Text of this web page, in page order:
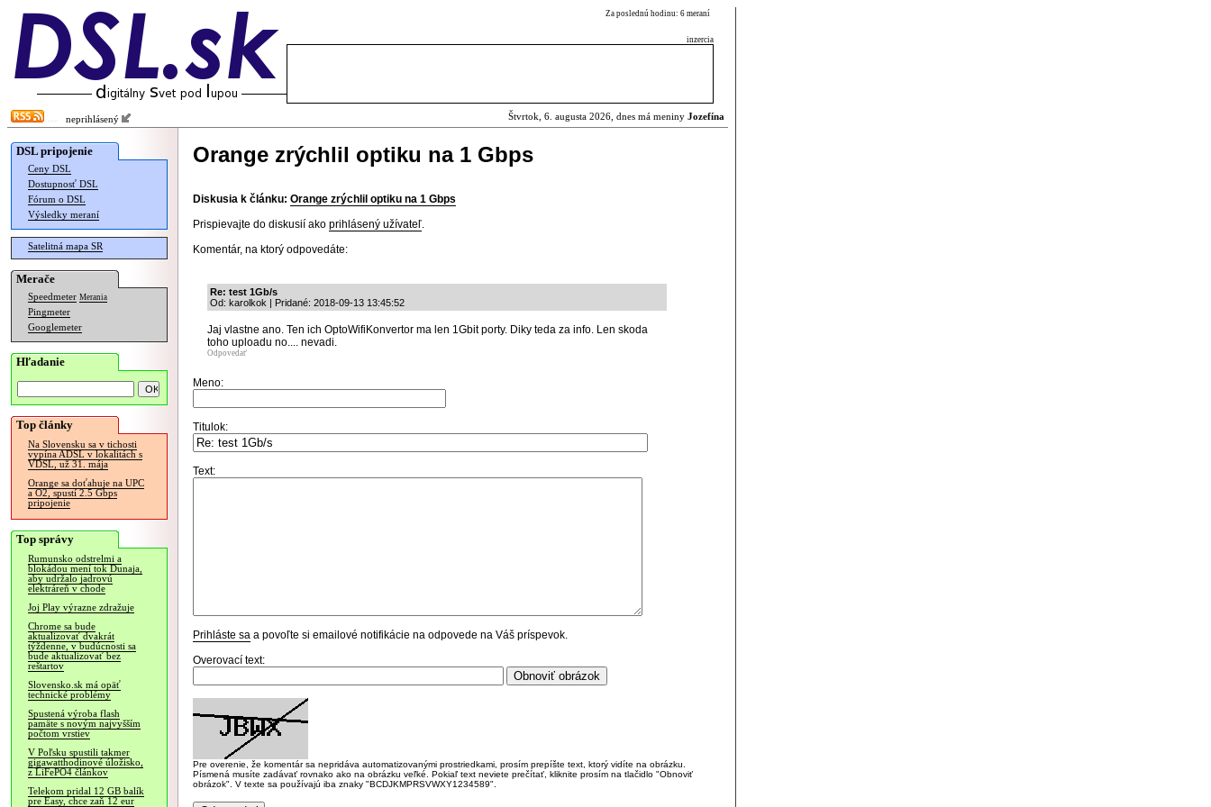
Za poslednú hodinu: 6 meraní
inzercia
neprihlásený Štvrtok, 6. augusta 2026, dnes má meniny Jozefína
DSL pripojenie
Ceny DSL
Dostupnosť DSL
Fórum o DSL
Výsledky meraní
Satelitná mapa SR
Merače
Speedmeter Merania
Pingmeter
Googlemeter
Hľadanie
Top články
Na Slovensku sa v tichosti
vypína ADSL v lokalitách s
VDSL, už 31. mája
Orange sa doťahuje na UPC
a O2, spustí 2.5 Gbps
pripojenie
Top správy
Rumunsko odstrelmi a
blokádou mení tok Dunaja,
aby udržalo jadrovú
elektráreň v chode
Joj Play výrazne zdražuje
Chrome sa bude
aktualizovať dvakrát
týždenne, v budúcnosti sa
bude aktualizovať bez
reštartov
Slovensko.sk má opäť
technické problémy
Spustená výroba flash
pamäte s novým najvyšším
počtom vrstiev
V Poľsku spustili takmer
gigawatthodinové úložisko,
z LiFePO4 článkov
Telekom pridal 12 GB balík
pre Easy, chce zaň 12 eur
Orange zrýchlil optiku na 1 Gbps
Diskusia k článku: Orange zrýchlil optiku na 1 Gbps
Prispievajte do diskusií ako prihlásený užívateľ.
Komentár, na ktorý odpovedáte:
Re: test 1Gb/s
Od: karolkok | Pridané: 2018-09-13 13:45:52
Jaj vlastne ano. Ten ich OptoWifiKonvertor ma len 1Gbit porty. Diky teda za info. Len skoda
toho uploadu no.... nevadi.
Odpovedať
Meno:
Titulok:
Text:
Prihláste sa a povoľte si emailové notifikácie na odpovede na Váš príspevok.
Overovací text:
Pre overenie, že komentár sa nepridáva automatizovanými prostriedkami, prosím prepíšte text, ktorý vidíte na obrázku.
Písmená musíte zadávať rovnako ako na obrázku veľké. Pokiaľ text neviete prečítať, kliknite prosím na tlačidlo "Obnoviť
obrázok". V texte sa používajú iba znaky "BCDJKMPRSVWXY1234589".